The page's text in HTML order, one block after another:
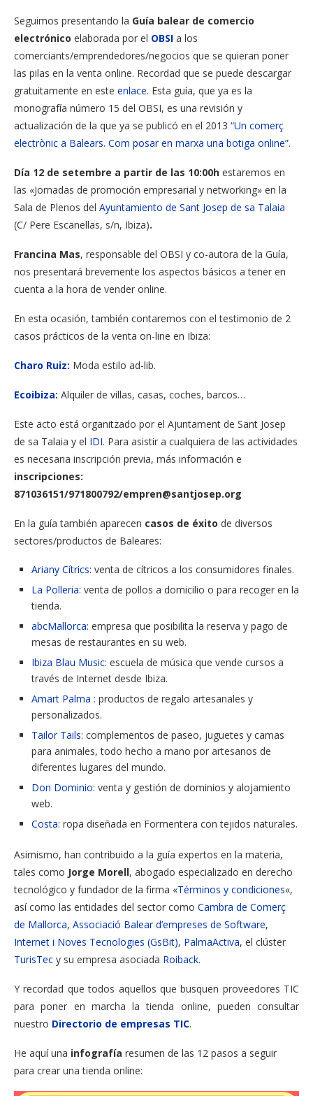
Seguimos presentando la Guía balear de comercio
electrónico elaborada por el OBSI a los
comerciants/emprendedores/negocios que se quieran poner
las pilas en la venta online. Recordad que se puede descargar
gratuitamente en este enlace. Esta guía, que ya es la
monografía número 15 del OBSI, es una revisión y
actualización de la que ya se publicó en el 2013 “Un comerç
electrònic a Balears. Com posar en marxa una botiga online”.
Día 12 de setembre a partir de las 10:00h estaremos en
las «Jornadas de promoción empresarial y networking» en la
Sala de Plenos del Ayuntamiento de Sant Josep de sa Talaia
(C/ Pere Escanellas, s/n, Ibiza).
Francina Mas, responsable del OBSI y co-autora de la Guía,
nos presentará brevemente los aspectos básicos a tener en
cuenta a la hora de vender online.
En esta ocasión, también contaremos con el testimonio de 2
casos prácticos de la venta on-line en Ibiza:
Charo Ruiz: Moda estilo ad-lib.
Ecoibiza: Alquiler de villas, casas, coches, barcos…
Este acto está organitzado por el Ajuntament de Sant Josep
de sa Talaia y el IDI. Para asistir a cualquiera de las actividades
es necesaria inscripción previa, más información e
inscripciones:
871036151/971800792/empren@santjosep.org
En la guía también aparecen casos de éxito de diversos
sectores/productos de Baleares:
Ariany Cítrics: venta de cítricos a los consumidores finales.
La Polleria: venta de pollos a domicilio o para recoger en la
tienda.
abcMallorca: empresa que posibilita la reserva y pago de
mesas de restaurantes en su web.
Ibiza Blau Music: escuela de música que vende cursos a
través de Internet desde Ibiza.
Amart Palma : productos de regalo artesanales y
personalizados.
Tailor Tails: complementos de paseo, juguetes y camas
para animales, todo hecho a mano por artesanos de
diferentes lugares del mundo.
Don Dominio: venta y gestión de dominios y alojamiento
web.
Costa: ropa diseñada en Formentera con tejidos naturales.
Asimismo, han contribuido a la guía expertos en la materia,
tales como Jorge Morell, abogado especializado en derecho
tecnológico y fundador de la firma «Términos y condiciones«,
así como las entidades del sector como Cambra de Comerç
de Mallorca, Associació Balear d’empreses de Software,
Internet i Noves Tecnologies (GsBit), PalmaActiva, el clúster
TurisTec y su empresa asociada Roiback.
Y recordad que todos aquellos que busquen proveedores TIC
para poner en marcha la tienda online, pueden consultar
nuestro Directorio de empresas TIC.
He aquí una infografía resumen de las 12 pasos a seguir
para crear una tienda online: